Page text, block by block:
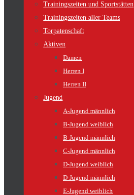
Trainingszeiten und Sportstätten
Trainingszeiten aller Teams
Torpatenschaft
Aktiven
Damen
Herren I
Herren II
Jugend
A-Jugend männlich
B-Jugend weiblich
B-Jugend männlich
C-Jugend männlich
D-Jugend weiblich
D-Jugend männlich
E-Jugend weiblich